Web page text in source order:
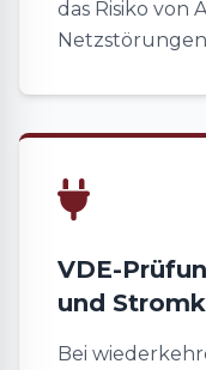
das Risiko von
VDE-
und
Bei